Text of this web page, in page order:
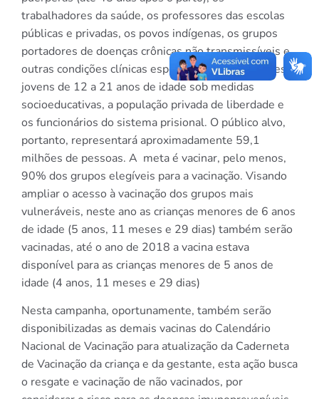
trabalhadores da saúde, os professores das escolas
públicas e privadas, os povos indígenas, os grupos
portadores de doenças crônicas não transmissíveis e
outras condições clínicas especiais, os adolescentes e
jovens de 12 a 21 anos de idade sob medidas
socioeducativas, a população privada de liberdade e
os funcionários do sistema prisional. O público alvo,
portanto, representará aproximadamente 59,1
milhões de pessoas. A meta é vacinar, pelo menos,
90% dos grupos elegíveis para a vacinação. Visando
ampliar o acesso à vacinação dos grupos mais
vulneráveis, neste ano as crianças menores de 6 anos
de idade (5 anos, 11 meses e 29 dias) também serão
vacinadas, até o ano de 2018 a vacina estava
disponível para as crianças menores de 5 anos de
idade (4 anos, 11 meses e 29 dias)
Nesta campanha, oportunamente, também serão
disponibilizadas as demais vacinas do Calendário
Nacional de Vacinação para atualização da Caderneta
de Vacinação da criança e da gestante, esta ação busca
o resgate e vacinação de não vacinados, por